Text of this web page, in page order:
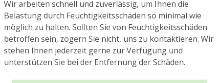
Wir arbeiten schnell und zuverlässig, um Ihnen die
Belastung durch Feuchtigkeitsschäden so minimal wie
möglich zu halten. Sollten Sie von Feuchtigkeitsschäden
betroffen sein, zögern Sie nicht, uns zu kontaktieren. Wir
stehen Ihnen jederzeit gerne zur Verfügung und
unterstützen Sie bei der Entfernung der Schäden.